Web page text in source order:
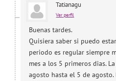
Tatianagu
Ver perfil
Buenas tardes.
Quisiera saber si puedo
periodo es regular siempre
mes a los 5 primeros dias.
agosto hasta el 5 de